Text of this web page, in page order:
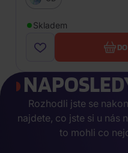
Skladem
Rozhodli jste se
najdete, co jste si u nás
to mohli co